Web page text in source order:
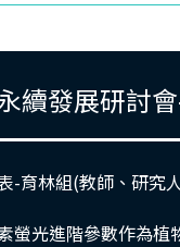
續發展研討
林組(教師、研究
螢光進階參數作為植